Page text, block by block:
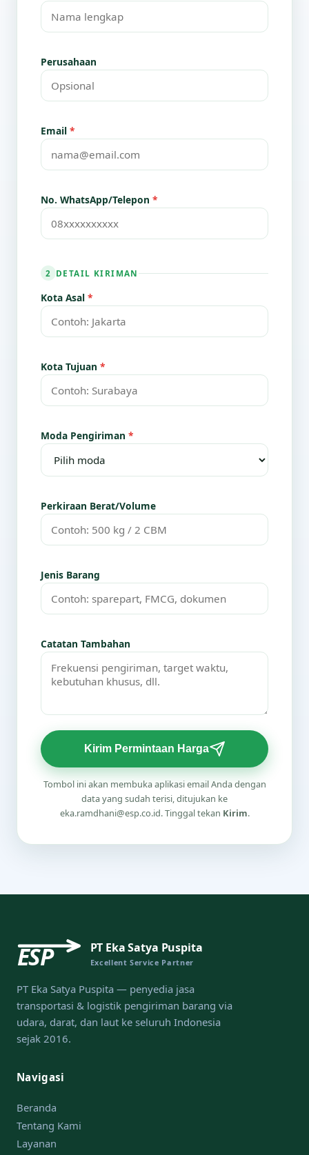
Perusahaan
Email *
No. WhatsApp/Telepon *
2 DETAIL KIRIMAN
Kota Asal *
Kota Tujuan *
Moda Pengiriman *
Perkiraan Berat/Volume
Jenis Barang
Catatan Tambahan
Kirim Permintaan Harga
Tombol ini akan membuka aplikasi email Anda dengan
data yang sudah terisi, ditujukan ke
eka.ramdhani@esp.co.id. Tinggal tekan Kirim.
ESP PT Eka Satya Puspita
Excellent Service Partner
PT Eka Satya Puspita — penyedia jasa
transportasi & logistik pengiriman barang via
udara, darat, dan laut ke seluruh Indonesia
sejak 2016.
Navigasi
Beranda
Tentang Kami
Layanan